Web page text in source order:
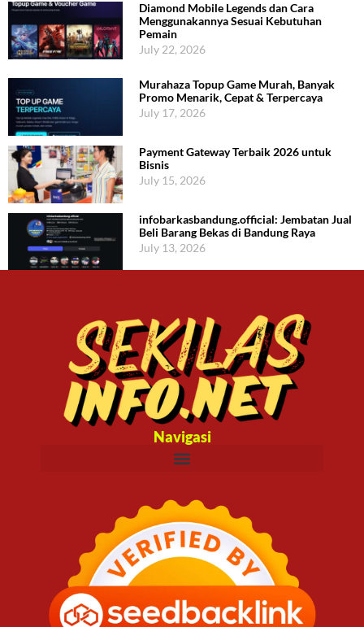
Diamond Mobile Legends dan Cara
Menggunakannya Sesuai Kebutuhan
Pemain
July 22, 2026
Murahaza Topup Game Murah, Banyak
Promo Menarik, Cepat & Terpercaya
July 17, 2026
Payment Gateway Terbaik 2026 untuk
Bisnis
July 15, 2026
infobarkasbandung.official: Jembatan Jual
Beli Barang Bekas di Bandung Raya
July 13, 2026
Navigasi